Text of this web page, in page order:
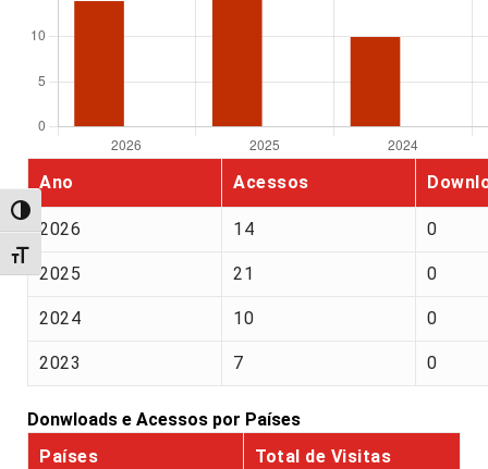
Alternar alto contraste
Alternar tamanho da fonte
Ano Acessos
2026 14 0
2025 21 0
2024 10 0
2023 7 0
Donwloads e Acessos por Países
Países
Total de Visitas